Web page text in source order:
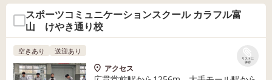
スポーツコミュニケーションスクール カラフル富
山 けやき通り校
リストに
保存
空きあり 送迎あり
アクセス